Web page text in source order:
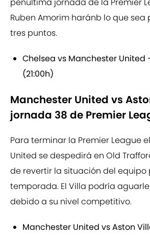
Ruben Amorim haránb lo que sea
tres puntos.
Chelsea vs Manchester United
(21:00h)
Manchester United vs
jornada 38 de Premier
Para terminar la Premier League
United se despedirá en Old
de revertir la situación del equipo
temporada. El Villa podría
debido a su nivel competitivo.
Manchester United vs Aston